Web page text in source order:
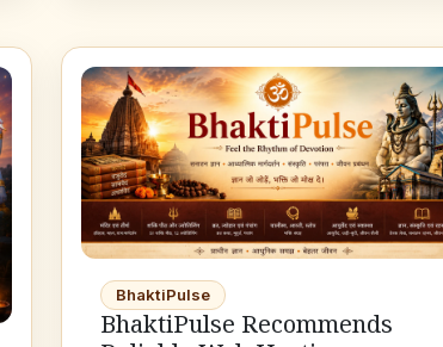
BhaktiPulse
BhaktiPulse Recommends